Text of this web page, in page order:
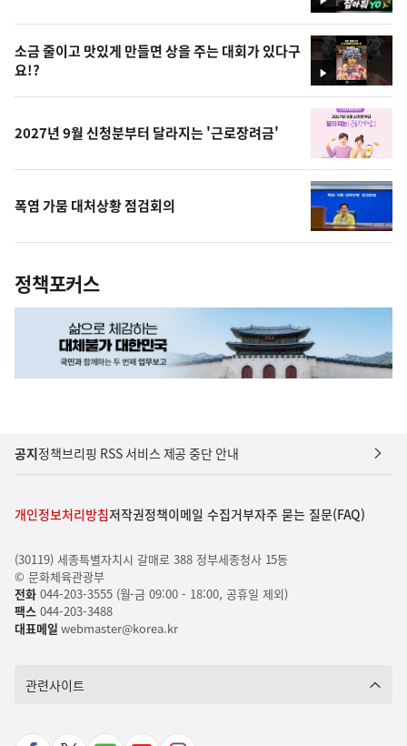
영
상
영
상
소금 줄이고 맛있게 만들면 상을 주는 대회가 있다구
요!?
2027년 9월 신청분부터 달라지는 '근로장려금'
폭염 가뭄 대처상황 점검회의
정책포커스
공지정책브리핑 RSS 서비스 제공 중단 안내
개인정보처리방침저작권정책이메일 수집거부자주 묻는 질문(FAQ)
(30119) 세종특별자치시 갈매로 388 정부세종청사 15동
© 문화체육관광부
전화044-203-3555 (월-금 09:00 - 18:00, 공휴일 제외)
팩스044-203-3488
대표메일 webmaster@korea.kr
관련사이트